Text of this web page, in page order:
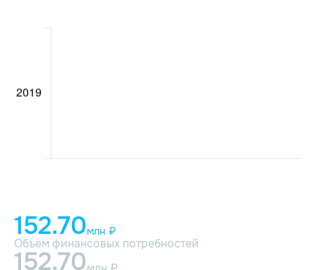
152.70млн ₽
Объем финансовых потребностей
152.70